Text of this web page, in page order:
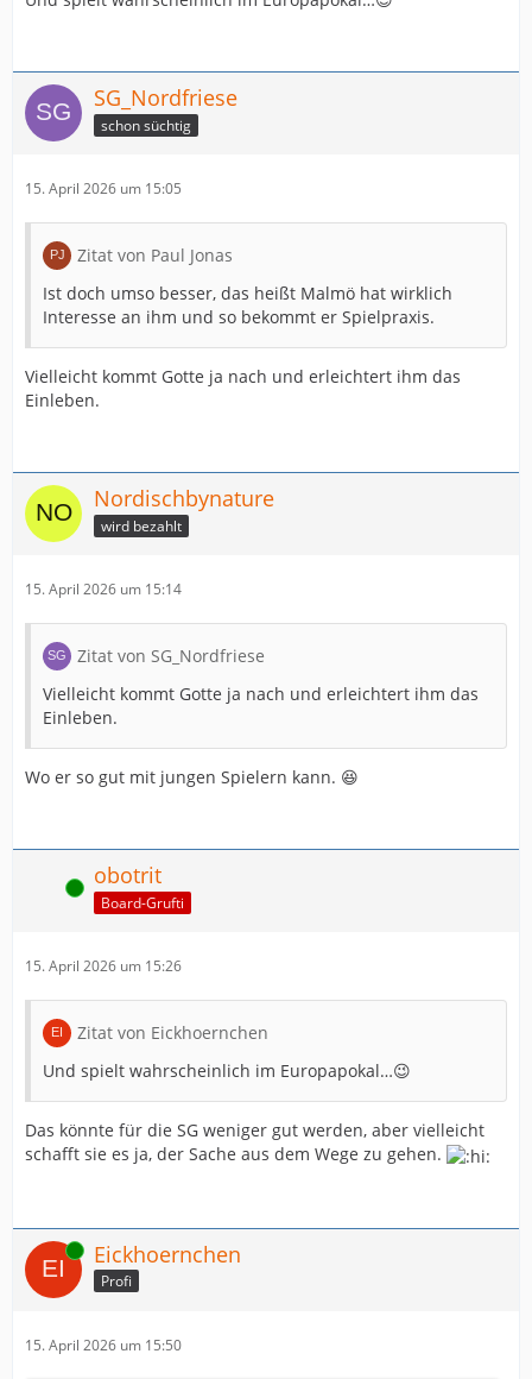
SG_Nordfriese
schon süchtig
15. April 2026 um 15:05
Zitat von Paul Jonas
Ist doch umso besser, das heißt Malmö hat wirklich
Interesse an ihm und so bekommt er Spielpraxis.
Vielleicht kommt Gotte ja nach und erleichtert ihm das
Einleben.
Nordischbynature
wird bezahlt
15. April 2026 um 15:14
Zitat von SG_Nordfriese
Vielleicht kommt Gotte ja nach und erleichtert ihm das
Einleben.
Wo er so gut mit jungen Spielern kann. 😆
Online obotrit
Board-Grufti
15. April 2026 um 15:26
Zitat von Eickhoernchen
Und spielt wahrscheinlich im Europapokal…😉
Das könnte für die SG weniger gut werden, aber vielleicht
schafft sie es ja, der Sache aus dem Wege zu gehen.
Online Eickhoernchen
Profi
15. April 2026 um 15:50